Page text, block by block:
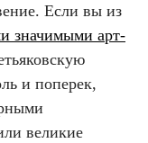
Если вы из
значимыми арт-
и поперек,
великие